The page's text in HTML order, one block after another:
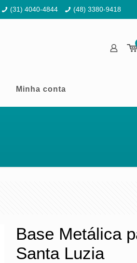
(31) 4040-4844 (48) 3380-9418
Minha conta
Base Metálica
Santa Luzia